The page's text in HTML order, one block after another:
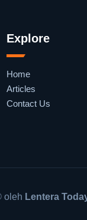
Explore
Home
Articles
Contact Us
oleh Lentera